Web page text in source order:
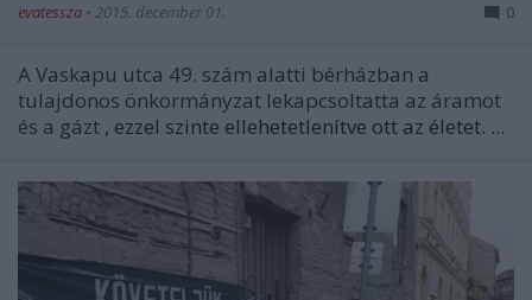
evatessza • 2015. december 01. 0
A Vaskapu utca 49. szám alatti bérházban a
tulajdonos önkormányzat lekapcsoltatta az áramot
és a gázt , ezzel szinte ellehetetlenítve ott az életet. ...